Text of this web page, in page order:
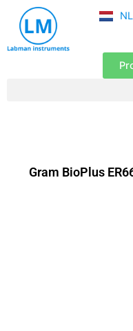
naar
NL
EN
Gram BioPlus